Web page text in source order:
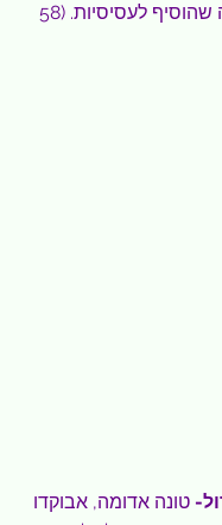
טונה אדומה, אבוקדו